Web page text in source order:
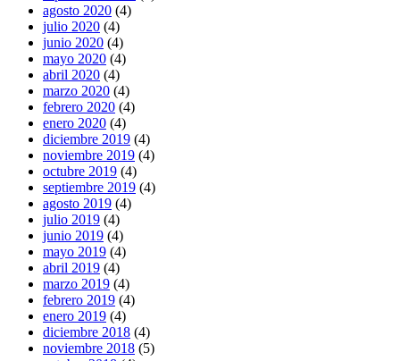
agosto 2020 (4)
julio 2020 (4)
junio 2020 (4)
mayo 2020 (4)
abril 2020 (4)
marzo 2020 (4)
febrero 2020 (4)
enero 2020 (4)
diciembre 2019 (4)
noviembre 2019 (4)
octubre 2019 (4)
septiembre 2019 (4)
agosto 2019 (4)
julio 2019 (4)
junio 2019 (4)
mayo 2019 (4)
abril 2019 (4)
marzo 2019 (4)
febrero 2019 (4)
enero 2019 (4)
diciembre 2018 (4)
noviembre 2018 (5)